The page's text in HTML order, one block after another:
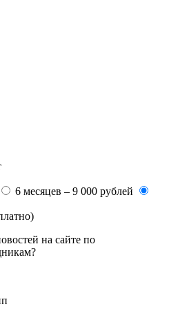
6 месяцев – 9 000 рублей
на сайте по